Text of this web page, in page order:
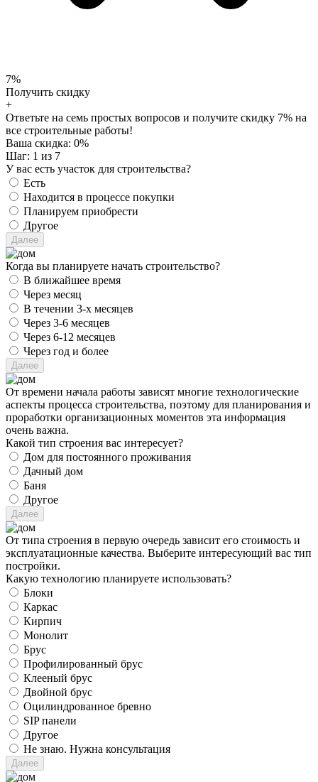
7%
Получить скидку
+
Ответьте на семь простых вопросов и получите скидку 7% на
все строительные работы!
Ваша скидка: 0%
Шаг: 1 из 7
У вас есть участок для строительства?
Есть
Находится в процессе покупки
Планируем приобрести
Другое
Когда вы планируете начать строительство?
В ближайшее время
Через месяц
В течении 3-х месяцев
Через 3-6 месяцев
Через 6-12 месяцев
Через год и более
От времени начала работы зависят многие технологические
аспекты процесса строительства, поэтому для планирования и
проработки организационных моментов эта информация
очень важна.
Какой тип строения вас интересует?
Дом для постоянного проживания
Дачный дом
Баня
Другое
От типа строения в первую очередь зависит его стоимость и
эксплуатационные качества. Выберите интересующий вас тип
постройки.
Какую технологию планируете использовать?
Блоки
Каркас
Кирпич
Монолит
Брус
Профилированный брус
Клееный брус
Двойной брус
Оцилиндрованное бревно
SIP панели
Другое
Не знаю. Нужна консультация